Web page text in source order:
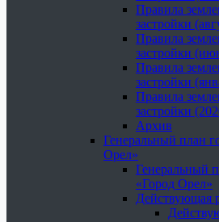
Правила
застройки
Правила
застройки
Правила
застройки
Правила
застройки
Архив
Генеральный план
Орел»
Генеральный
«Город Орел»
Действующая